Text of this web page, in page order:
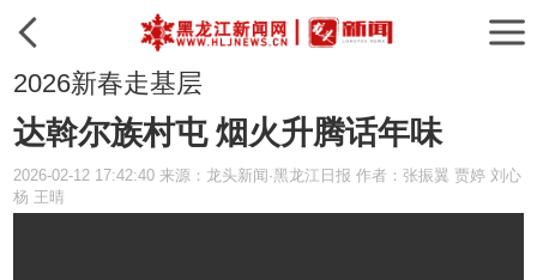
2026新春走基层
达斡尔族村屯 烟火升腾话年味
2026-02-12 17:42:40 来源：龙头新闻·黑龙江日报 作者：张振翼 贾婷 刘心
杨 王晴